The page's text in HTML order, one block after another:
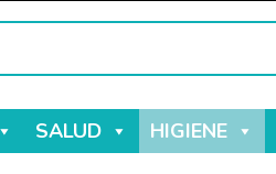
SALUD HIGIENE